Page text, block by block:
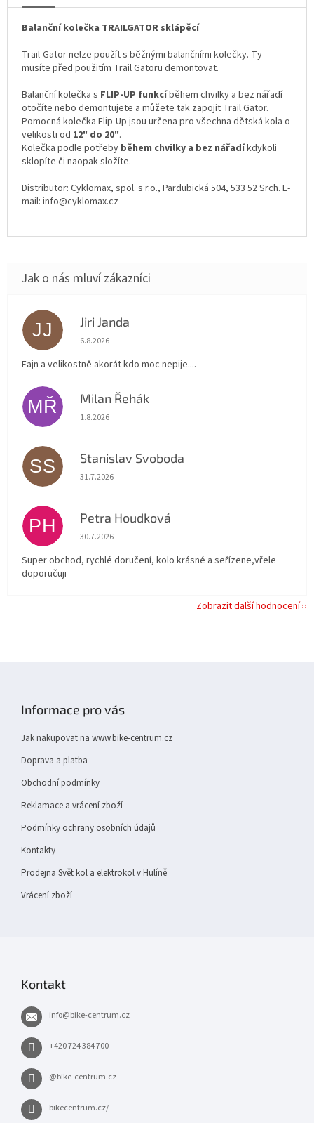
Balanční kolečka TRAILGATOR sklápěcí
Trail-Gator nelze použít s běžnými balančními kolečky. Ty
musíte před použitím Trail Gatoru demontovat.
Balanční kolečka s FLIP-UP funkcíběhem chvilky a bez nářadí
otočíte nebo demontujete a můžete tak zapojit Trail Gator.
Pomocná kolečka Flip-Up jsou určena pro všechna dětská kola o
velikosti od 12" do 20".
Kolečka podle potřeby během chvilky a bez nářadíkdykoli
sklopíte či naopak složíte.
Distributor: Cyklomax, spol. s r.o., Pardubická 504, 533 52 Srch. E-
mail: info@cyklomax.cz
JJ Jiri Janda
Hodnocení obchodu je 5 z 5 hvězdiček.
6.8.2026
Fajn a velikostně akorát kdo moc nepije....
MŘ Milan Řehák
Hodnocení obchodu je 5 z 5 hvězdiček.
1.8.2026
SS Stanislav Svoboda
Hodnocení obchodu je 5 z 5 hvězdiček.
31.7.2026
PH Petra Houdková
Hodnocení obchodu je 5 z 5 hvězdiček.
30.7.2026
Super obchod, rychlé doručení, kolo krásné a seřízene,vřele
doporučuji
Zobrazit další hodnocení
Informace pro vás
Jak nakupovat na www.bike-centrum.cz
Doprava a platba
Obchodní podmínky
Reklamace a vrácení zboží
Podmínky ochrany osobních údajů
Kontakty
Prodejna Svět kol a elektrokol v Hulíně
Vrácení zboží
Kontakt
info@bike-centrum.cz
+420 724 384 700
@bike-centrum.cz
bikecentrum.cz/